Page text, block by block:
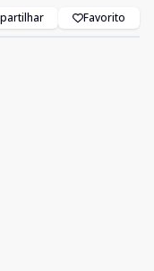
Favorito